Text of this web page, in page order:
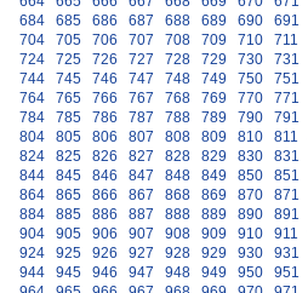
684
685 686 687 688 689 690 691
704
705 706 707 708 709 710 711
724
725 726 727 728 729 730 731
744
745 746 747 748 749 750 751
764
765 766 767 768 769 770 771
784
785 786 787 788 789 790 791
804
805 806 807 808 809 810 811
824
825 826 827 828 829 830 831
844
845 846 847 848 849 850 851
864
865 866 867 868 869 870 871
884
885 886 887 888 889 890 891
904
905 906 907 908 909 910 911
924
925 926 927 928 929 930 931
944
945 946 947 948 949 950 951